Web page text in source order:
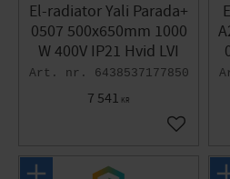
El-radiator Yali Parada+
0507 500x650mm 1000
W 400V IP21 Hvid LVI
6438537177850
7 541 KR
Gem